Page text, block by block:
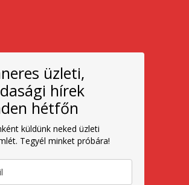
üzleti,
hírek
hétfőn
küldünk neked üzleti
Tegyél minket próbára!